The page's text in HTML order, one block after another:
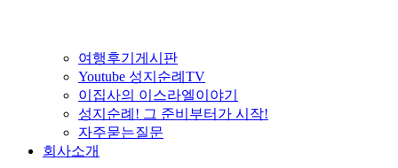
여행후기게시판
Youtube 성지순례TV
이집사의 이스라엘이야기
성지순례! 그 준비부터가 시작!
자주묻는질문
회사소개